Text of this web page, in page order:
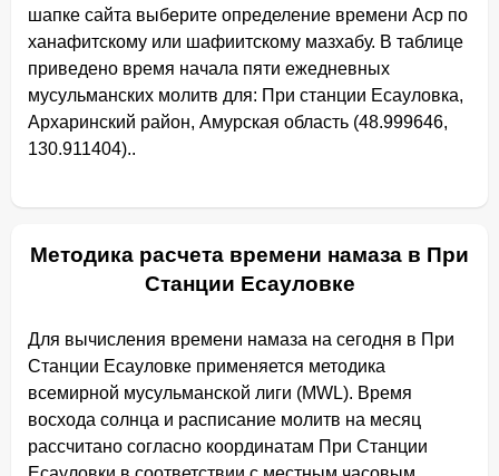
шапке сайта выберите определение времени Аср по
ханафитскому или шафиитскому мазхабу. В таблице
приведено время начала пяти ежедневных
мусульманских молитв для: При станции Есауловка,
Архаринский район, Амурская область (48.999646,
130.911404)..
Методика расчета времени намаза в При
Станции Есауловке
Для вычисления времени намаза на сегодня в При
Станции Есауловке применяется методика
всемирной мусульманской лиги (MWL). Время
восхода солнца и расписание молитв на месяц
рассчитано согласно координатам При Станции